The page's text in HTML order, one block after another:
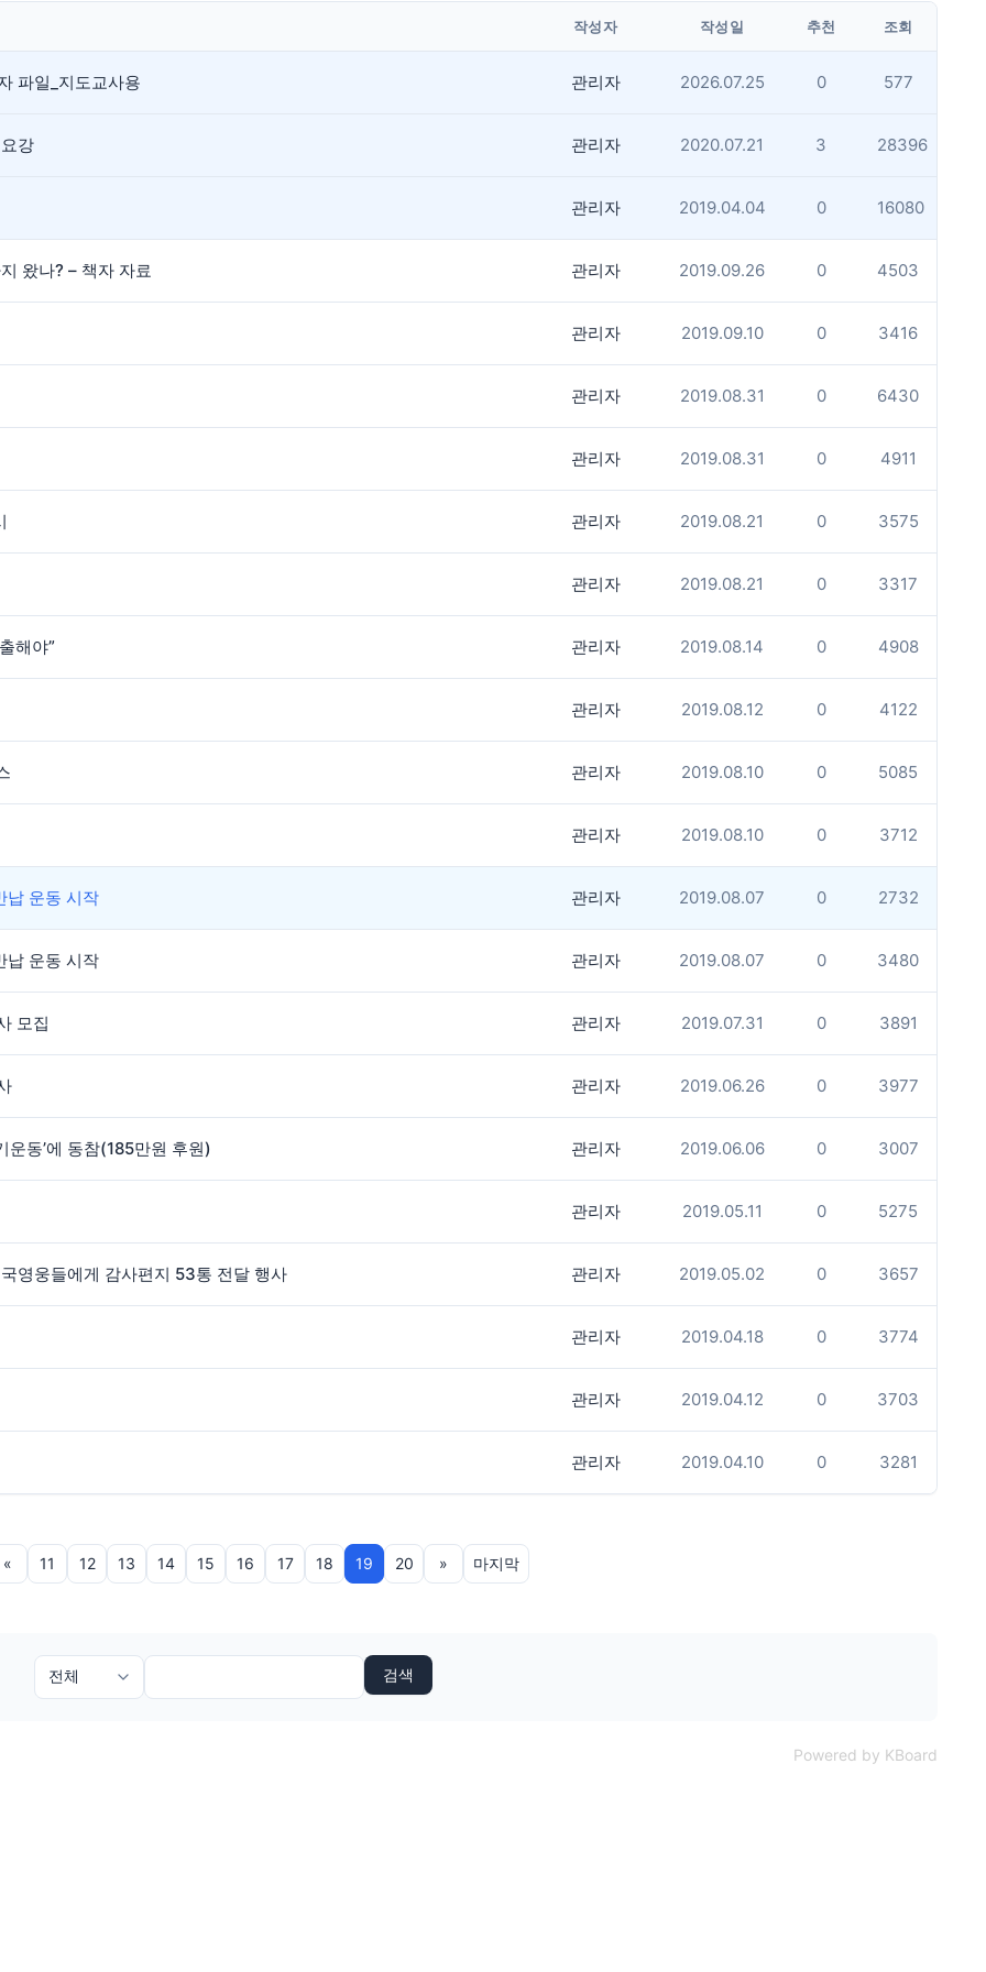
작성자 작성일 추천 조회
파일_지도교사용 관리자 2026.07.25 0 577
강 관리자 2020.07.21 3 28396
관리자 2019.04.04 0 16080
왔나? – 책자 자료 관리자 2019.09.26 0 4503
관리자 2019.09.10 0 3416
관리자 2019.08.31 0 6430
관리자 2019.08.31 0 4911
관리자 2019.08.21 0 3575
관리자 2019.08.21 0 3317
해야” 관리자 2019.08.14 0 4908
관리자 2019.08.12 0 4122
관리자 2019.08.10 0 5085
관리자 2019.08.10 0 3712
납 운동 시작 관리자 2019.08.07 0 2732
납 운동 시작 관리자 2019.08.07 0 3480
모집 관리자 2019.07.31 0 3891
관리자 2019.06.26 0 3977
운동’에 동참(185만원 후원) 관리자 2019.06.06 0 3007
관리자 2019.05.11 0 5275
영웅들에게 감사편지 53통 전달 행사 관리자 2019.05.02 0 3657
관리자 2019.04.18 0 3774
관리자 2019.04.12 0 3703
관리자 2019.04.10 0 3281
« 11 12 13 14 15 16 17 18 19 20 » 마지막
검색
Powered by KBoard